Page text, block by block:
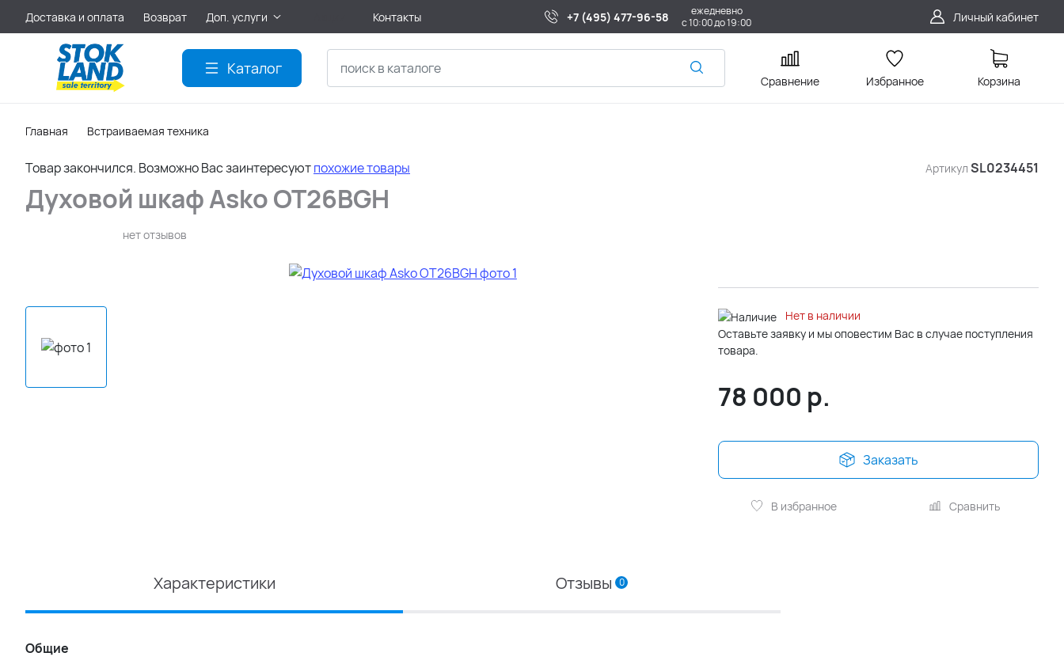
Доставка и оплата Возврат Доп. услуги Контакты +7 (495) 477-96-58
ежедневно
с 10:00 до 19:00
Личный кабинет
Каталог
Сравнение Избранное Корзина
Главная Встраиваемая техника
Артикул SL0234451
Товар закончился. Возможно Вас заинтересуютпохожие товары
Духовой шкаф Asko OT26BGH
нет отзывов
Нет в наличии
Оставьте заявку и мы оповестим Вас в случае поступления
товара.
78 000 р.
Заказать
В избранное Сравнить
Характеристики Отзывы 0
Общие